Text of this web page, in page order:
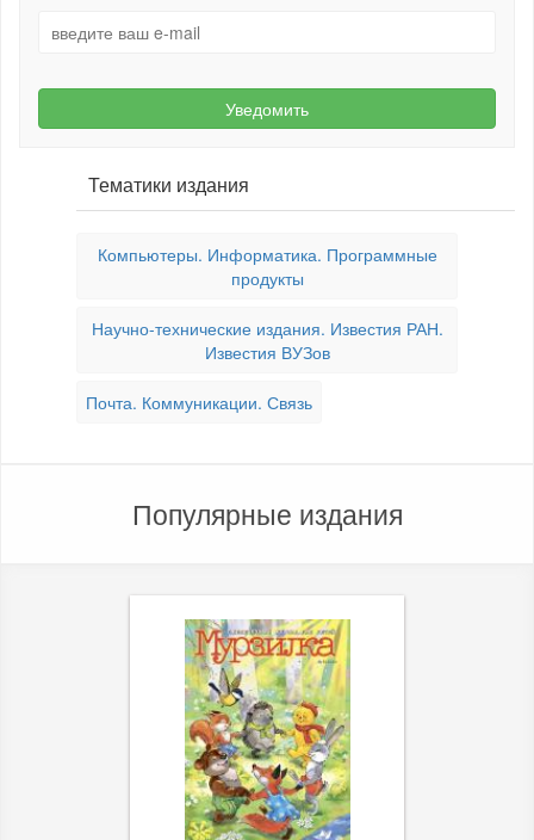
Уведомить
Тематики издания
Компьютеры. Информатика. Программные
продукты
Научно-технические издания. Известия РАН.
Известия ВУЗов
Почта. Коммуникации. Связь
Популярные издания